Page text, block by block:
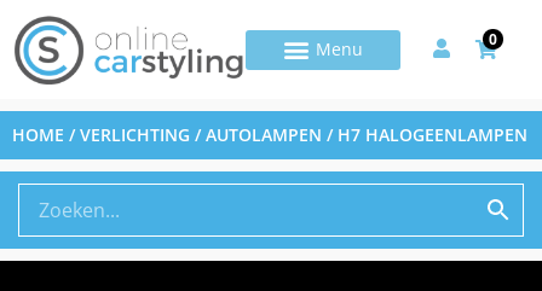
0
HOME /VERLICHTING /AUTOLAMPEN / H7 HALOGEENLAMPEN